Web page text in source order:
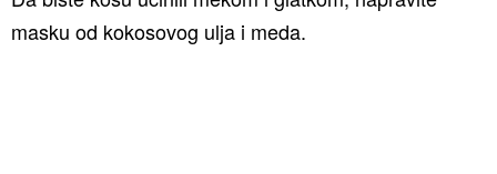
masku od kokosovog ulja i meda.